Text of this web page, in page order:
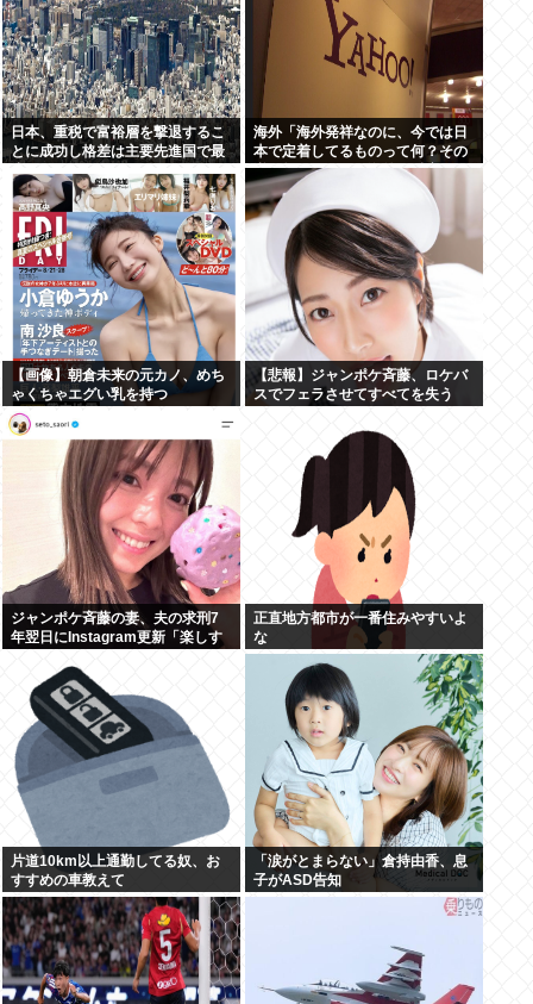
日本、重税で富裕層を撃退するこ
とに成功し格差は主要先進国で最
小
海外「海外発祥なのに、今では日
本で定着してるものって何？その
逆も教えて！」（海外の反応）
【画像】朝倉未来の元カノ、めち
ゃくちゃエグい乳を持つ
【悲報】ジャンポケ斉藤、ロケバ
スでフェラさせてすべてを失う
ジャンポケ斉藤の妻、夫の求刑7
年翌日にInstagram更新「楽しす
正直地方都市が一番住みやすいよ
な
片道10km以上通勤してる奴、お
すすめの車教えて
「涙がとまらない」倉持由香、息
子がASD告知